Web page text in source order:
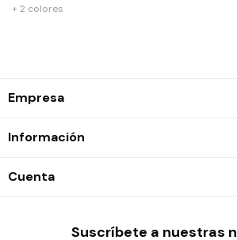
+ 2 colores
Empresa
Información
Cuenta
Suscríbete a nuestras